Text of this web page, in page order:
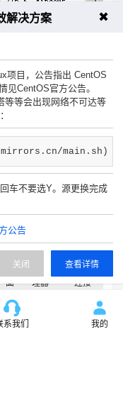
击确定。
桌
面
理器
远程
连接
法启动解决
系我们 我的
解决方案 ✖
项目，公告指出 CentOS
见CentOS官方公告。
等等会出现网络不可达等
main.sh)
车不要选Y。源更换完成
公告
查看详情
关闭